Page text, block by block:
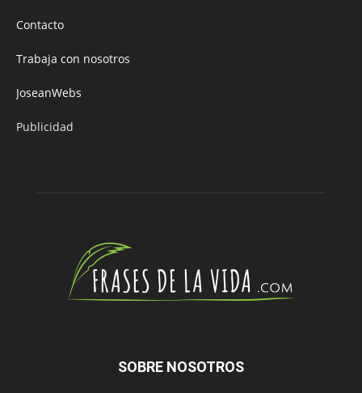
Contacto
Trabaja con nosotros
JoseanWebs
Publicidad
SOBRE NOSOTROS